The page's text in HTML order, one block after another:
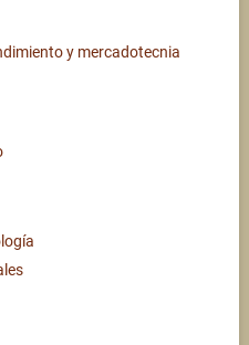
y mercadotecnia